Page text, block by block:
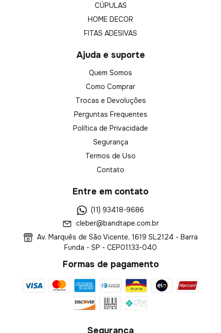
CÚPULAS
HOME DECOR
FITAS ADESIVAS
Ajuda e suporte
Quem Somos
Como Comprar
Trocas e Devoluções
Perguntas Frequentes
Política de Privacidade
Segurança
Termos de Uso
Contato
Entre em contato
(11) 93418-9686
cleber@bandtape.com.br
Av. Marquês de São Vicente, 1619 SL2124 - Barra
Funda - SP - CEP01133-040
Formas de pagamento
Segurança